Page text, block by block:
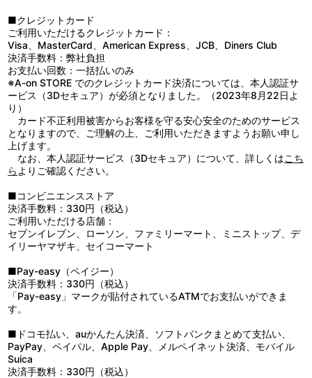
他、仕様
■トロイカ撮り下ろしスリーブケース
■種村有菜撮り下ろしインナージャケット
にも了の機嫌をとっておきたい百――二人の思いは平行線をたどる
のだった。
■#08「未完成な僕ら」
万理はIDOLiSH7メンバーと紡に、千と出会いを語る。高校生だ
った頃、お互いが作った曲に興味を持った二人は、やがて一緒に曲
作りをするようになり、バンド活動を始めた。当初は他のメンバー
もいたが、個性が強い千とやっていける者はなく、千が名付けた
「Re:vale」は万理と二人きりのバンドとなった。時に意見がぶつ
かっても、良き相棒として曲を作り続けた万理と千。そうした中
で、千が深く思い入れていた曲が「未完成な僕ら」だった。
■#09「Re:vale」
Re:valeのライブに瞳を輝かせていた百。そこで聴いた「未完成
な僕ら」への思いを綴ったファンレターは、万理と千の心を動か
の頃、九条という男からデビューの話を持ちかけられる。だが、そ
の誘いに乗る気のない千。そんな時ライブ中に事故が起こる──千
のもとを去り、小鳥遊事務所に入った日のことを振り返りながら、
万理は今のRe:valeである千と百に思いを馳せる。
監督協力：黒田直寿・西田光洋
#09 脚本：小川ひとみ／絵コンテ：林 宏樹／演出：馬川奈央／作
画監督：合田浩章・牧野竜一／作画監督協力：猪股雅美・古矢好二
原作：バンダイナムコオンライン・都志見文太／監督：別所誠人／
シリーズ構成：関根アユミ／スーパーバイザー：あおきえい／キャ
ラクター原案：種村有菜／アニメーションキャラクターデザイン：
深川可純／総作画監督：猪股雅美・サトウミチオ・奥田 淳／美術監
督：葛 琳／色彩設計：篠原真理子／2Dデザイン：高橋清太
（FUETE）／撮影監督：津田涼介／CGディレクター：ヨシダ.ミキ
／3Dワークス：井口光隆／編集：右山章太／監督補佐：志賀翔子／
音楽：加藤達也／音楽制作：ランティス／音響監督：濱野高年／ア
ニメーション制作：TROYCA／製作：アイナナ製作委員会
龍之介：佐藤拓也／百：保志総一朗／千：立花慎之介／岡崎凛人：
古川 慎／亥清 悠：広瀬裕也／狗丸トウマ：木村 昴／棗 巳波：西山
宏太朗／御堂虎於：近藤 隆／月雲 了：高橋広樹
■クレジットカード
ご利用いただけるクレジットカード：
Visa、MasterCard、American Express、JCB、Diners Club
決済手数料：弊社負担
お支払い回数：一括払いのみ
※A-on STORE でのクレジットカード決済については、本人認証サ
ービス（3Dセキュア）が必須となりました。（2023年8月22日よ
り）
カード不正利用被害からお客様を守る安心安全のためのサービス
となりますので、ご理解の上、ご利用いただきますようお願い申し
上げます。
なお、本人認証サービス（3Dセキュア）について、詳しくはこち
ら よりご確認ください。
■コンビニエンスストア
決済手数料：330円（税込）
ご利用いただける店舗：
セブンイレブン、ローソン、ファミリーマート、ミニストップ、デ
イリーヤマザキ、セイコーマート
■Pay-easy（ペイジー）
決済手数料：330円（税込）
「Pay-easy」マークが貼付されているATMでお支払いができま
す。
■ドコモ払い、auかんたん決済、ソフトバンクまとめて支払い、
PayPay、ペイパル、Apple Pay、メルペイネット決済、モバイル
Suica
決済手数料：330円（税込）